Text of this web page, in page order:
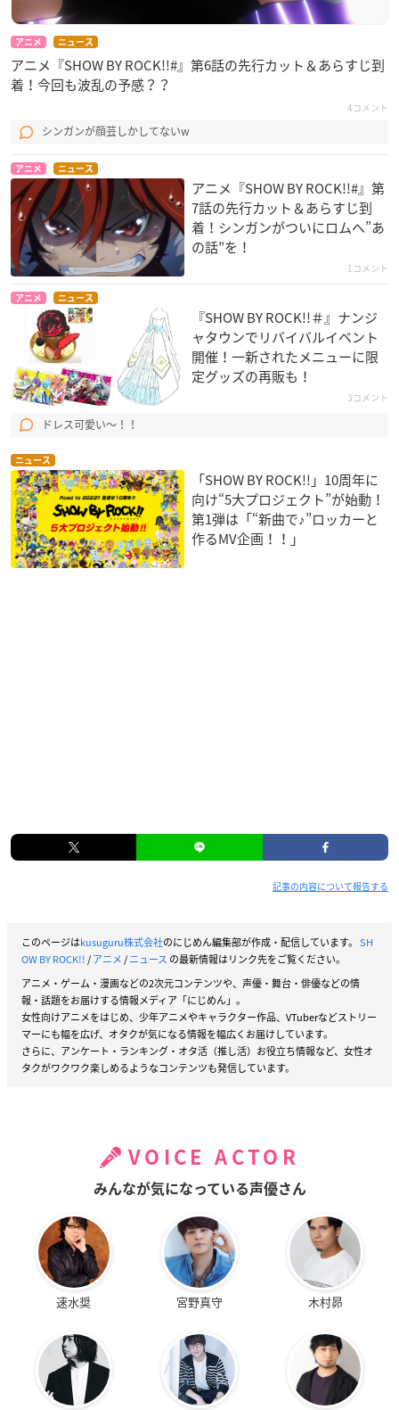
アニメ ニュース
アニメ『SHOW BY ROCK!!#』第6話の先行カット＆あらすじ到
着！今回も波乱の予感？？
4コメント
シンガンが顔芸しかしてないw
アニメ ニュース
アニメ『SHOW BY ROCK!!#』第
7話の先行カット＆あらすじ到
着！シンガンがついにロムへ”あ
の話”を！
1コメント
アニメ ニュース
『SHOW BY ROCK!!＃』ナンジ
ャタウンでリバイバルイベント
開催！一新されたメニューに限
定グッズの再販も！
3コメント
ドレス可愛い〜！！
ニュース
「SHOW BY ROCK!!」10周年に
向け“5大プロジェクト”が始動！
第1弾は「“新曲で♪”ロッカーと
作るMV企画！！」
記事の内容について報告する
このページはkusuguru株式会社のにじめん編集部が作成・配信しています。 SH
OW BY ROCK!!/アニメ/ニュース の最新情報はリンク先をご覧ください。
アニメ・ゲーム・漫画などの2次元コンテンツや、声優・舞台・俳優などの情
報・話題をお届けする情報メディア「にじめん」。
女性向けアニメをはじめ、少年アニメやキャラクター作品、VTuberなどストリー
マーにも幅を広げ、オタクが気になる情報を幅広くお届けしています。
さらに、アンケート・ランキング・オタ活（推し活）お役立ち情報など、女性オ
タクがワクワク楽しめるようなコンテンツも発信しています。
VOICE ACTOR
みんなが気になっている声優さん
速水奨 宮野真守 木村昴